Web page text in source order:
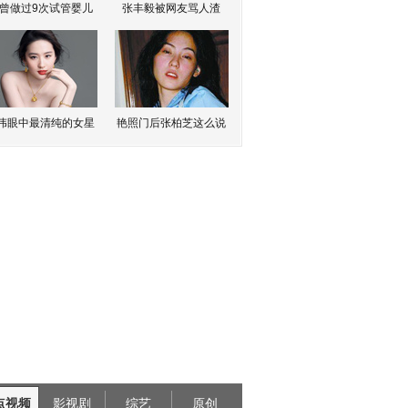
做过9次试管婴儿 张丰毅被网友骂人渣
眼中最清纯的女星 艳照门后张柏芝这么说
视频 影视剧 综艺 原创